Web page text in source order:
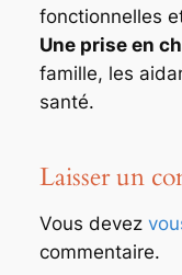
fonctionnelles
Une prise en
famille, les
santé.
Laisser un
Vous devez
commentaire.